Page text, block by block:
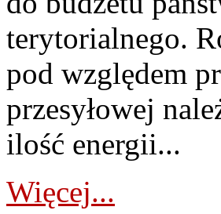
terytorialnego.
pod względem
przesyłowej
ilość energii...
Więcej...